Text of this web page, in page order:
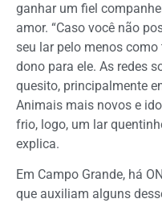
ganhar um fiel
amor. “Caso você não
seu lar pelo menos
dono para ele. As redes
quesito, principalmente
Animais mais novos e
frio, logo, um lar
explica.
Em Campo Grande, há
que auxiliam alguns